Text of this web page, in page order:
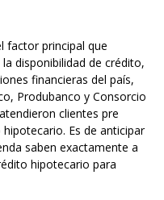
factor principal que
disponibilidad de crédito,
financieras del país,
Produbanco y Consorcio
clientes pre
Es de anticipar
saben exactamente a
hipotecario para